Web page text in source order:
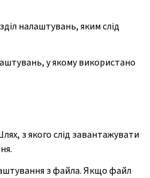
налаштувань, яким слід
у якому використано
з якого слід завантажувати
з файла. Якщо файл